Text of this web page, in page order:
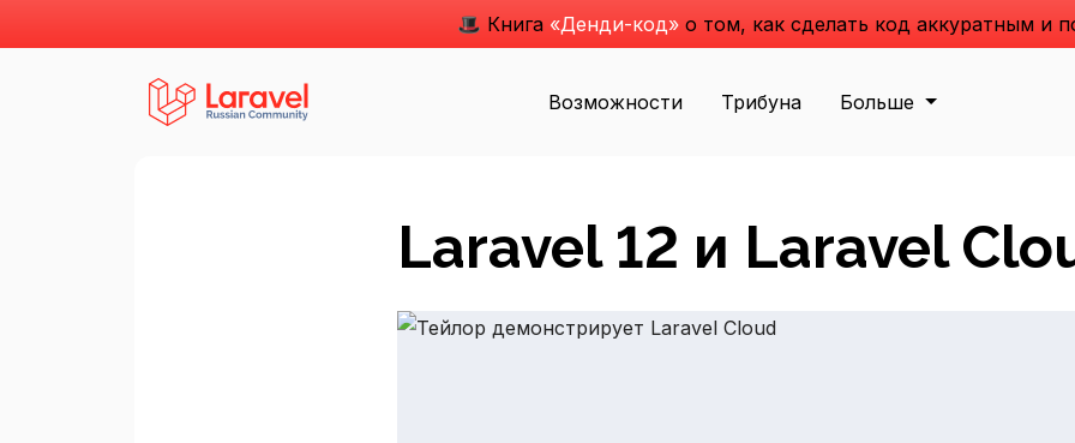
🎩 Книга «Денди-код» о том, как сделать код аккуратным и
Возможности Трибуна Больше
Laravel 12 и Laravel